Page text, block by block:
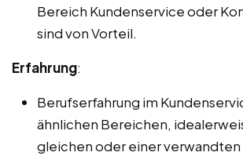
Bereich Kundenservice oder
sind von Vorteil.
Erfahrung:
Berufserfahrung im
ähnlichen Bereichen,
gleichen oder einer verwandten